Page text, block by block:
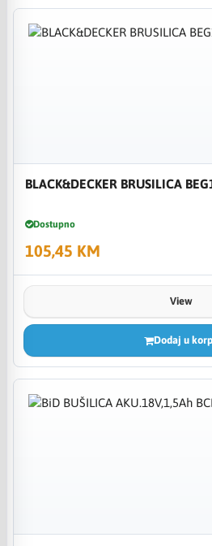
BLACK&DECKER BRUSILICA
Dostupno
105,45 KM
View
Dodaj u